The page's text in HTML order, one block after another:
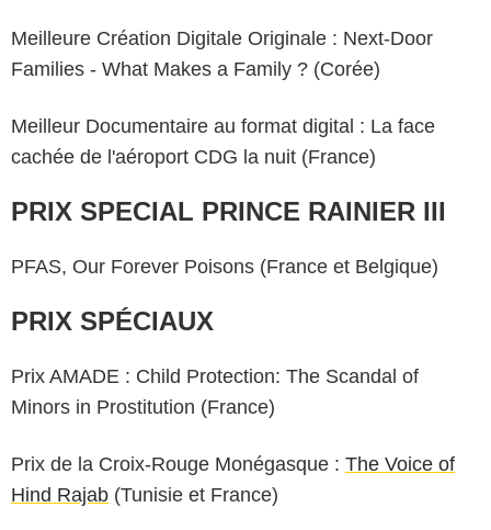
Meilleure Création Digitale Originale : Next-Door
Families - What Makes a Family ? (Corée)
Meilleur Documentaire au format digital : La face
cachée de l'aéroport CDG la nuit (France)
PRIX SPECIAL PRINCE RAINIER III
PFAS, Our Forever Poisons (France et Belgique)
PRIX SPÉCIAUX
Prix AMADE : Child Protection: The Scandal of
Minors in Prostitution (France)
Prix de la Croix-Rouge Monégasque : The Voice of
Hind Rajab (Tunisie et France)